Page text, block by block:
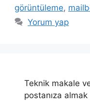
görüntüleme,
Yorum yap
Teknik makale
postanıza